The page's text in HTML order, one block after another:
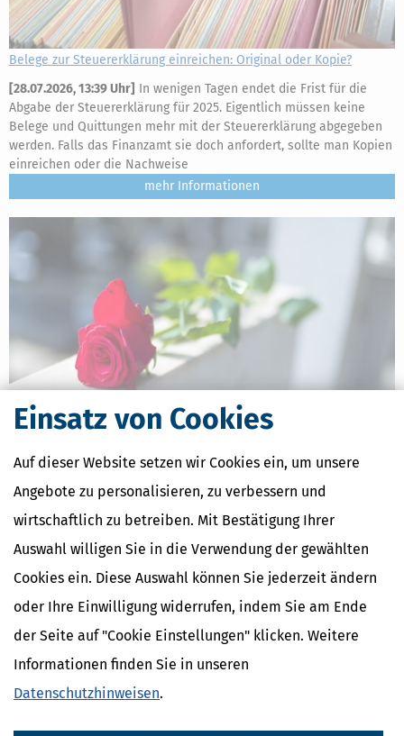
Einsatz von Cookies
Auf dieser Website setzen wir Cookies ein, um unsere
Angebote zu personalisieren, zu verbessern und
wirtschaftlich zu betreiben. Mit Bestätigung Ihrer
Auswahl willigen Sie in die Verwendung der gewählten
Cookies ein. Diese Auswahl können Sie jederzeit ändern
oder Ihre Einwilligung widerrufen, indem Sie am Ende
der Seite auf "Cookie Einstellungen" klicken. Weitere
Informationen finden Sie in unseren
Datenschutzhinweisen.
Belege zur Steuererklärung einreichen: Original oder Kopie?
[28.07.2026, 13:39 Uhr] In wenigen Tagen endet die Frist für die
Abgabe der Steuererklärung für 2025. Eigentlich müssen keine
Belege und Quittungen mehr mit der Steuererklärung abgegeben
werden. Falls das Finanzamt sie doch anfordert, sollte man Kopien
einreichen oder die Nachweise
mehr
Steuererklärung für Verstorbene: Alles Wichtige für Erben, Fristen
Verstorbenen gehen mit dem Tod automatisch auf die Erben über.
Diese Gesamtrechtsnachfolge bedeutet, dass man als Erbe die
Steuererklärung für das Todesjahr und eventuelle Vorjahre
abgeben muss, falls der Verstorbene dazu
mehr